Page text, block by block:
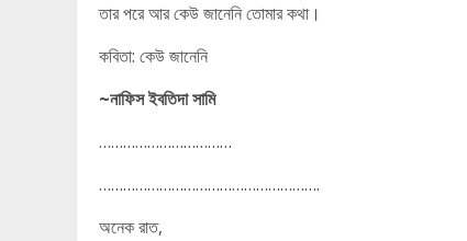
তার পরে আর কেউ জানেনি তোমার কথা।
কবিতা: কেউ জানেনি
~নাফিস ইবতিদা সামি
……………………………
……………………………………………….
অনেক রাত,